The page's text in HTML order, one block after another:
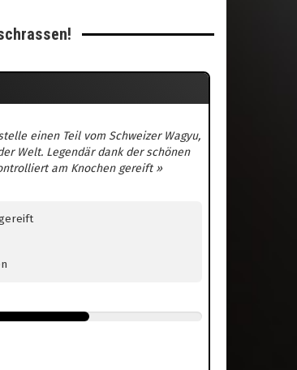
einen Teil vom Schweizer Wagyu,
Welt. Legendär dank der schönen
am Knochen gereift »